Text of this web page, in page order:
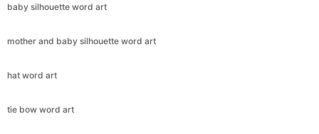
baby silhouette word art
mother and baby silhouette word art
hat word art
tie bow word art